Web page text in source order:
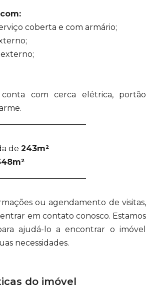
coberta e com armário;
com cerca elétrica, portão
de 243m²
ou agendamento de visitas,
em contato conosco. Estamos
ajudá-lo a encontrar o imóvel
necessidades.
do imóvel